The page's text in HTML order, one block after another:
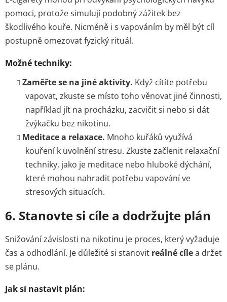
pomoci, protože simulují podobný zážitek bez
škodlivého kouře. Nicméně i s vapováním by měl být cíl
postupně omezovat fyzický rituál.
Možné techniky:
Zaměřte se na jiné aktivity. Když cítíte potřebu
vapovat, zkuste se místo toho věnovat jiné činnosti,
například jít na procházku, zacvičit si nebo si dát
žvýkačku bez nikotinu.
Meditace a relaxace. Mnoho kuřáků využívá
kouření k uvolnění stresu. Zkuste začlenit relaxační
techniky, jako je meditace nebo hluboké dýchání,
které mohou nahradit potřebu vapování ve
stresových situacích.
6. Stanovte si cíle a dodržujte plán
Snižování závislosti na nikotinu je proces, který vyžaduje
čas a odhodlání. Je důležité si stanovit reálné cílea držet
se plánu.
Jak si nastavit plán: